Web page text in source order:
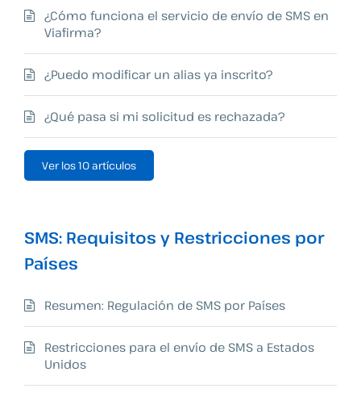
¿Cómo funciona el servicio de envío de SMS en
Viafirma?
¿Puedo modificar un alias ya inscrito?
¿Qué pasa si mi solicitud es rechazada?
Ver los 10 artículos
SMS: Requisitos y Restricciones por
Países
Resumen: Regulación de SMS por Países
Restricciones para el envío de SMS a Estados
Unidos